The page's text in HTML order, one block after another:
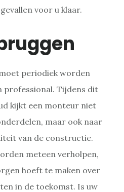
voor u klaar.
periodiek worden
professional. Tijdens dit
kijkt een monteur niet
maar ook naar
van de constructie.
meteen verholpen,
hoeft te maken over
in de toekomst. Is uw